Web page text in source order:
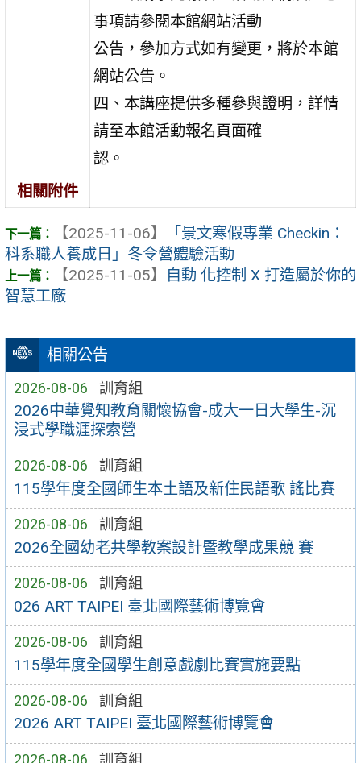
相關公告
2026-08-06 訓育組
2026中華覺知教育關懷協會-成大一日大學生-沉
浸式學職涯探索營
2026-08-06 訓育組
115學年度全國師生本土語及新住民語歌 謠比賽
2026-08-06 訓育組
2026全國幼老共學教案設計暨教學成果競 賽
2026-08-06 訓育組
026 ART TAIPEI 臺北國際藝術博覽會
2026-08-06 訓育組
115學年度全國學生創意戲劇比賽實施要點
2026-08-06 訓育組
2026 ART TAIPEI 臺北國際藝術博覽會
2026-08-06 訓育組
事項請參閱本館網站活動
公告，參加方式如有變更，將於本館
網站公告。
四、本講座提供多種參與證明，詳情
請至本館活動報名頁面確
認。
相關附件
【2025-11-06】
「景文寒假專業 Checkin：
科系職人養成日」冬令營體驗活動
【2025-11-05】
自動 化控制 X 打造屬於你的
智慧工廠